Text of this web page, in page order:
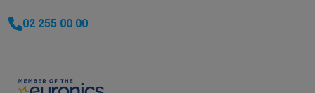
02 255 00 00